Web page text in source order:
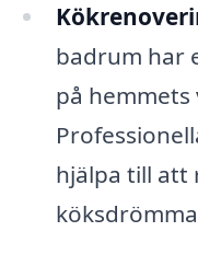
badrum har
på
hjälpa till att